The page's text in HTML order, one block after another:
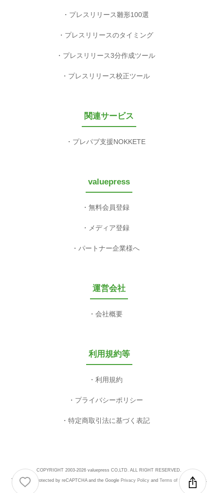
プレスリリース雛形100選
プレスリリースのタイミング
プレスリリース3分作成ツール
プレスリリース校正ツール
関連サービス
プレパブ支援NOKKETE
valuepress
無料会員登録
メディア登録
パートナー企業様へ
運営会社
会社概要
利用規約等
利用規約
プライバシーポリシー
特定商取引法に基づく表記
COPYRIGHT 2003-2026 valuepress CO,LTD. ALL RIGHT RESERVED.
This site is protected by reCAPTCHA and the Google Privacy Policyand Terms of Serviceapply.